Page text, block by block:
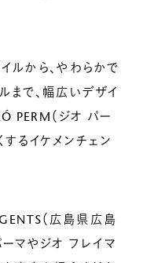
ルから、やわらかで
まで、幅広いデザイ
PERM（ジオ パー
するイケメンチェン
（広島県広島
マやジオ フレイマ